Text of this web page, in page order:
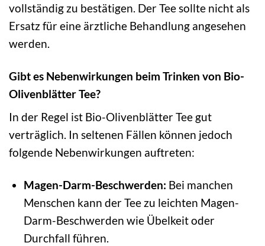
vollständig zu bestätigen. Der Tee sollte nicht als
Ersatz für eine ärztliche Behandlung angesehen
werden.
Gibt es Nebenwirkungen beim Trinken von Bio-
Olivenblätter Tee?
In der Regel ist Bio-Olivenblätter Tee gut
verträglich. In seltenen Fällen können jedoch
folgende Nebenwirkungen auftreten:
Magen-Darm-Beschwerden: Bei manchen
Menschen kann der Tee zu leichten Magen-
Darm-Beschwerden wie Übelkeit oder
Durchfall führen.